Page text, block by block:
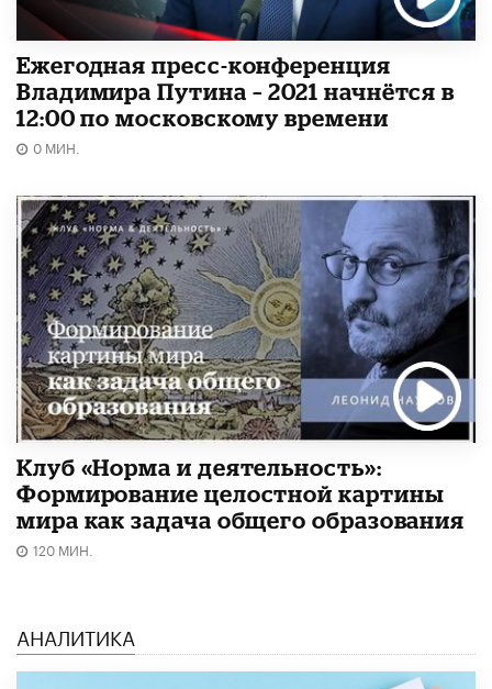
Ежегодная пресс-конференция
Владимира Путина – 2021 начнётся в
12:00 по московскому времени
0 МИН.
Клуб «Норма и деятельность»:
Формирование целостной картины
мира как задача общего образования
120 МИН.
АНАЛИТИКА